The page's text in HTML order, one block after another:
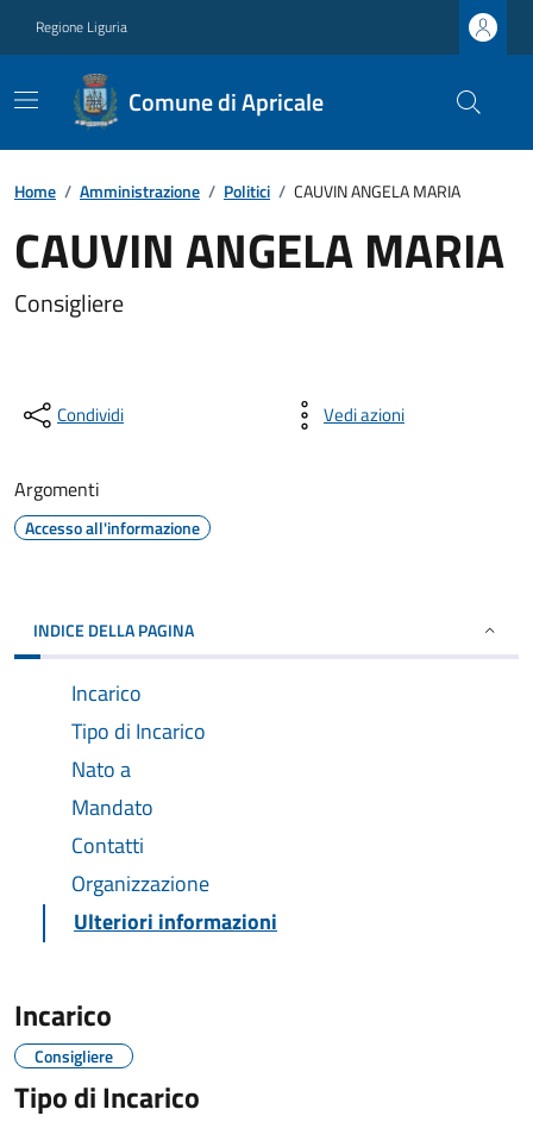
Regione Liguria
Comune di Apricale
Home / Amministrazione / Politici / CAUVIN ANGELA MARIA
CAUVIN ANGELA MARIA
Consigliere
Condividi Vedi azioni
Argomenti
Accesso all'informazione
INDICE DELLA PAGINA
Incarico
Tipo di Incarico
Nato a
Mandato
Contatti
Organizzazione
Ulteriori informazioni
Incarico
Consigliere
Tipo di Incarico